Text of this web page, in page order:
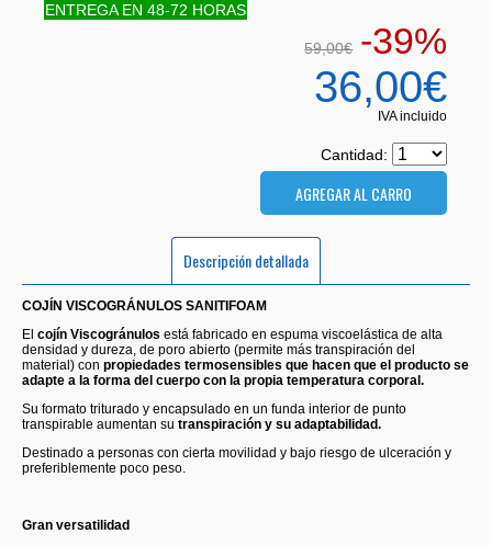
ENTREGA EN 48-72 HORAS
59,00€ -39%
36,00€
IVA incluido
Cantidad:
Descripción detallada
COJÍN VISCOGRÁNULOS SANITIFOAM
El cojín Viscogránulos está fabricado en espuma viscoelástica de alta
densidad y dureza, de poro abierto (permite más transpiración del
material) con propiedades termosensibles que hacen que el producto se
adapte a la forma del cuerpo con la propia temperatura corporal.
Su formato triturado y encapsulado en un funda interior de punto
transpirable aumentan su transpiración y su adaptabilidad.
Destinado a personas con cierta movilidad y bajo riesgo de ulceración y
preferiblemente poco peso.
Gran versatilidad